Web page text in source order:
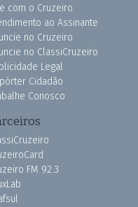
com o Cruzeiro
ao Assinante
no Cruzeiro
no ClassiCruzeiro
Legal
Cidadão
Conosco
FM 92.3